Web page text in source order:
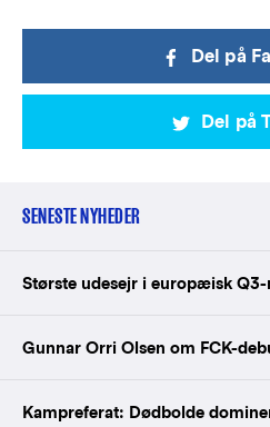
Del på
Del på
SENESTE NYHEDER
Største udesejr i europæisk
Gunnar Orri Olsen om FCK-
Kampreferat: Dødbolde